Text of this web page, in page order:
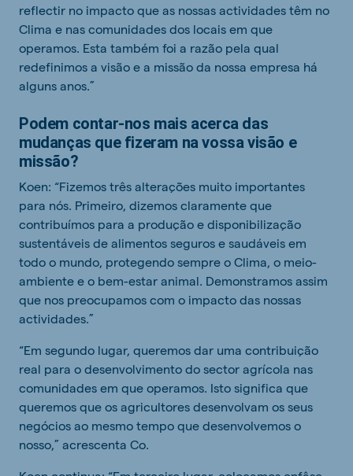
reflectir no impacto que as nossas actividades têm no
Clima e nas comunidades dos locais em que
operamos. Esta também foi a razão pela qual
redefinimos a visão e a missão da nossa empresa há
alguns anos.”
Podem contar-nos mais acerca das
mudanças que fizeram na vossa visão e
missão?
Koen: “Fizemos três alterações muito importantes
para nós. Primeiro, dizemos claramente que
contribuímos para a produção e disponibilização
sustentáveis de alimentos seguros e saudáveis em
todo o mundo, protegendo sempre o Clima, o meio-
ambiente e o bem-estar animal. Demonstramos assim
que nos preocupamos com o impacto das nossas
actividades.”
“Em segundo lugar, queremos dar uma contribuição
real para o desenvolvimento do sector agrícola nas
comunidades em que operamos. Isto significa que
queremos que os agricultores desenvolvam os seus
negócios ao mesmo tempo que desenvolvemos o
nosso,” acrescenta Co.